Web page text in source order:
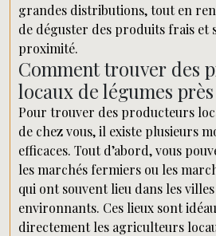
grandes distributions, tout en
de déguster des produits frais et
proximité.
Comment trouver des
locaux de légumes
Pour trouver des producteurs
de chez vous, il existe plusieurs
efficaces. Tout d’abord, vous
les marchés fermiers ou les
qui ont souvent lieu dans les
environnants. Ces lieux sont
directement les agriculteurs